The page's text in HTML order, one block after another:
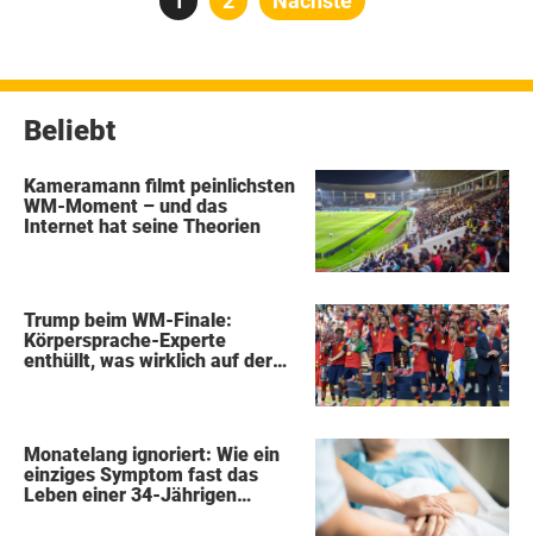
Beliebt
Kameramann filmt peinlichsten
WM-Moment – und das
Internet hat seine Theorien
Trump beim WM-Finale:
Körpersprache-Experte
enthüllt, was wirklich auf der
Monatelang ignoriert: Wie ein
einziges Symptom fast das
Leben einer 34-Jährigen